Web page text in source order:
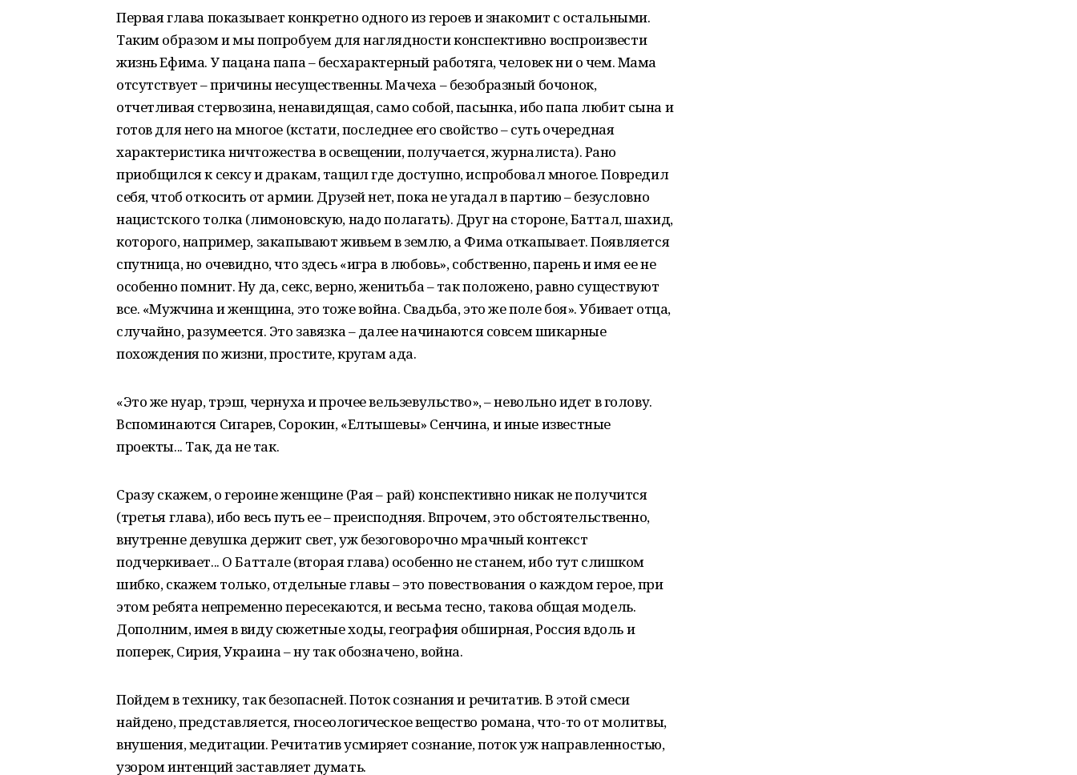
Первая глава показывает конкретно одного из героев и знакомит с остальными.
Таким образом и мы попробуем для наглядности конспективно воспроизвести
жизнь Ефима. У пацана папа – бесхарактерный работяга, человек ни о чем. Мама
отсутствует – причины несущественны. Мачеха – безобразный бочонок,
отчетливая стервозина, ненавидящая, само собой, пасынка, ибо папа любит сына и
готов для него на многое (кстати, последнее его свойство – суть очередная
характеристика ничтожества в освещении, получается, журналиста). Рано
приобщился к сексу и дракам, тащил где доступно, испробовал многое. Повредил
себя, чтоб откосить от армии. Друзей нет, пока не угадал в партию – безусловно
нацистского толка (лимоновскую, надо полагать). Друг на стороне, Баттал, шахид,
которого, например, закапывают живьем в землю, а Фима откапывает. Появляется
спутница, но очевидно, что здесь «игра в любовь», собственно, парень и имя ее не
особенно помнит. Ну да, секс, верно, женитьба – так положено, равно существуют
все. «Мужчина и женщина, это тоже война. Свадьба, это же поле боя». Убивает отца,
случайно, разумеется. Это завязка – далее начинаются совсем шикарные
похождения по жизни, простите, кругам ада.
«Это же нуар, трэш, чернуха и прочее вельзевульство», – невольно идет в голову.
Вспоминаются Сигарев, Сорокин, «Елтышевы» Сенчина, и иные известные
проекты... Так, да не так.
Сразу скажем, о героине женщине (Рая – рай) конспективно никак не получится
(третья глава), ибо весь путь ее – преисподняя. Впрочем, это обстоятельственно,
внутренне девушка держит свет, уж безоговорочно мрачный контекст
подчеркивает... О Баттале (вторая глава) особенно не станем, ибо тут слишком
шибко, скажем только, отдельные главы – это повествования о каждом герое, при
этом ребята непременно пересекаются, и весьма тесно, такова общая модель.
Дополним, имея в виду сюжетные ходы, география обширная, Россия вдоль и
поперек, Сирия, Украина – ну так обозначено, война.
Пойдем в технику, так безопасней. Поток сознания и речитатив. В этой смеси
найдено, представляется, гносеологическое вещество романа, что-то от молитвы,
внушения, медитации. Речитатив усмиряет сознание, поток уж направленностью,
узором интенций заставляет думать.